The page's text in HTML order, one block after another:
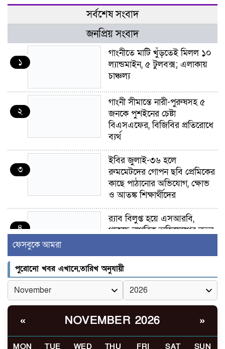
সর্বশেষ সংবাদ
জনপ্রিয় সংবাদ
১
গাংনীতে মাটি খুঁড়তেই মিলল ১০
ল্যান্ডমাইন, ৫ টুলবক্স; এলাকায়
চাঞ্চল্য
২
গাংনী সীমান্তে নারী-পুরুষসহ ৫
জনকে পুশইনের চেষ্টা
বিএসএফের, বিজিবির প্রতিরোধে
ব্যর্থ
৩
ইবির জুলাই-৩৬ হলে
রুমমেটদের গোপন ছবি প্রেমিকের
কাছে পাঠানোর অভিযোগ, ক্ষোভ
ও আতঙ্ক শিক্ষার্থীদের
৪
র‍্যাব বিলুপ্ত হয়ে এসআরবি,
থাকছে নাগরিক অভিযোগের নতুন
৫
খোকসায় বিএনপি নেতা নাফিজ
আহমেদ রাজুর ওপর সশস্ত্র হামলা,
গুরুতর আহত
৬
সাঈদীর ছবিতে জুতা
আমির হামজা
ফেসবুকে আমরা
পুরোনো খবর এখানে,তারিখ অনুযায়ী
« NOVEMBER 2026 »
MON TUE WED THU FRI SAT SUN